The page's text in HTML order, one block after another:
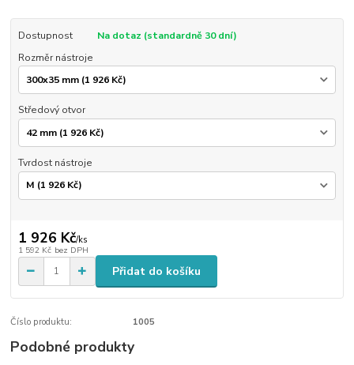
Dostupnost
Na dotaz (standardně 30 dní)
Rozměr nástroje
Středový otvor
Tvrdost nástroje
1 926 Kč/ks
1 592 Kč bez DPH
Přidat do košíku
Číslo produktu: 1005
Podobné produkty